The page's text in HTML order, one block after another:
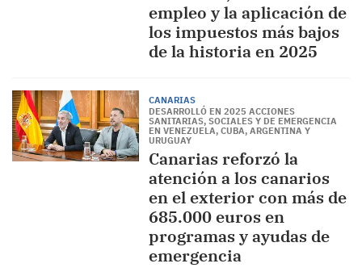
empleo y la aplicación de
los impuestos más bajos
de la historia en 2025
CANARIAS
DESARROLLÓ EN 2025 ACCIONES
SANITARIAS, SOCIALES Y DE EMERGENCIA
EN VENEZUELA, CUBA, ARGENTINA Y
URUGUAY
Canarias reforzó la
atención a los canarios
en el exterior con más de
685.000 euros en
programas y ayudas de
emergencia